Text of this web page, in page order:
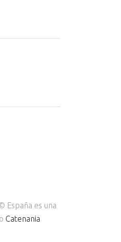
España es una
Catenania